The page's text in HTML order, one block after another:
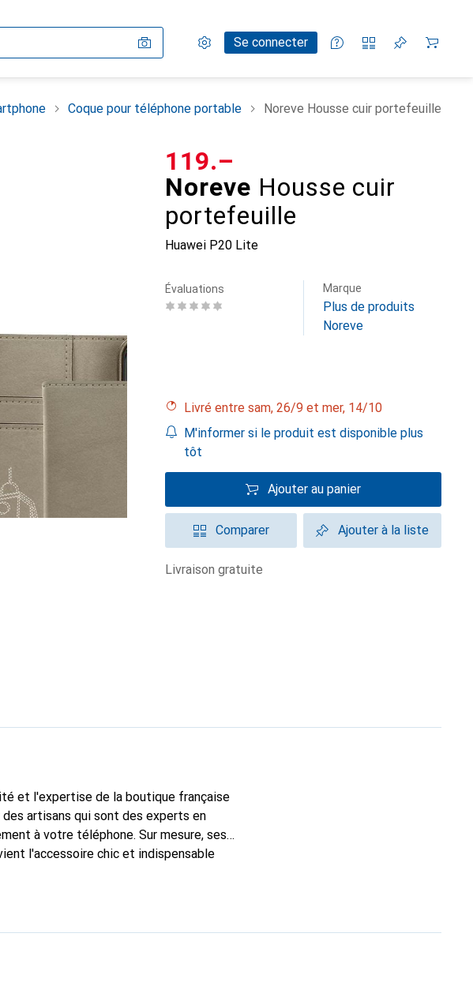
Paramètres
Compte clientSe connecter
Listes de comparaison
Listes d'envies
Panier
Coque pour téléphone portable Noreve Housse cuir portefeuille
Noreve Housse cuir
portefeuille
Huawei P20 Lite
CHF
119.–
Évaluations Marque
Plus de produits
Noreve
Livré entre sam, 26/9 et mer, 14/10
M'informer si le produit est disponible plus
tôt
Ajouter au panier
Comparer Ajouter à la liste
livraison gratuite
et l'expertise de la boutique française
artisans qui sont des experts en
à votre téléphone. Sur mesure, ses
l'accessoire chic et indispensable